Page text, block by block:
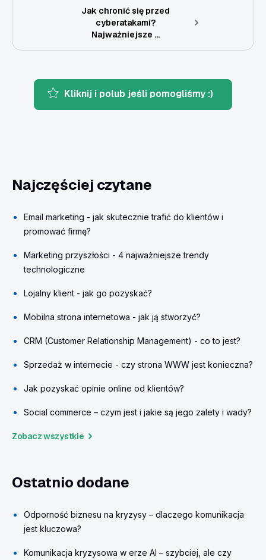
Jak chronić się przed
cyberatakami?
Najważniejsze ...
Kliknij i polub jeśli pomogliśmy :)
Najczęściej czytane
Email marketing - jak skutecznie trafić do klientów i
promować firmę?
Marketing przyszłości - 4 najważniejsze trendy
technologiczne
Lojalny klient - jak go pozyskać?
Mobilna strona internetowa - jak ją stworzyć?
CRM (Customer Relationship Management) - co to jest?
Sprzedaż w internecie - czy strona WWW jest konieczna?
Jak pozyskać opinie online od klientów?
Social commerce – czym jest i jakie są jego zalety i wady?
Zobacz wszystkie
Ostatnio dodane
Odporność biznesu na kryzysy – dlaczego komunikacja
jest kluczowa?
Komunikacja kryzysowa w erze AI – szybciej, ale czy